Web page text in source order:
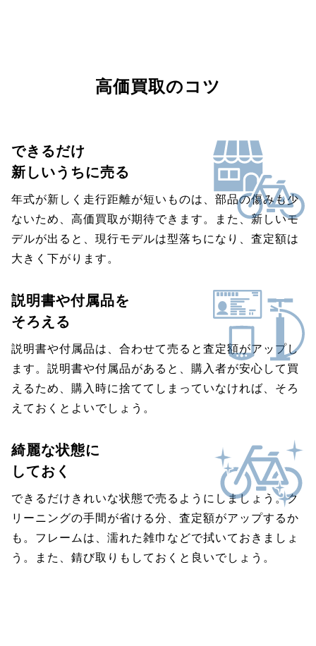
高価買取のコツ
できるだけ
新しいうちに売る
年式が新しく走行距離が短いものは、部品の傷みも少
ないため、高価買取が期待できます。また、新しいモ
デルが出ると、現行モデルは型落ちになり、査定額は
大きく下がります。
説明書や付属品を
そろえる
説明書や付属品は、合わせて売ると査定額がアップし
ます。説明書や付属品があると、購入者が安心して買
えるため、購入時に捨ててしまっていなければ、そろ
えておくとよいでしょう。
綺麗な状態に
しておく
できるだけきれいな状態で売るようにしましょう。ク
リーニングの手間が省ける分、査定額がアップするか
も。フレームは、濡れた雑巾などで拭いておきましょ
う。また、錆び取りもしておくと良いでしょう。